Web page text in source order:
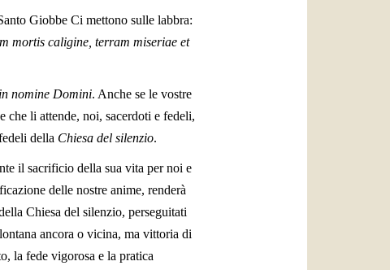
Giobbe Ci mettono sulle labbra:
mortis caligine, terram miseriae et
nomine Domini. Anche se le vostre
che li attende, noi, sacerdoti e fedeli,
della Chiesa del silenzio.
il sacrificio della sua vita per noi e
delle nostre anime, renderà
Chiesa del silenzio, perseguitati
ancora o vicina, ma vittoria di
la fede vigorosa e la pratica